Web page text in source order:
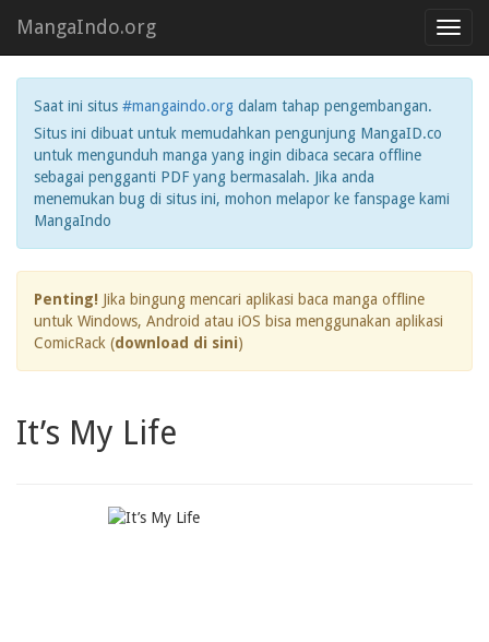
MangaIndo.org
Saat ini situs #mangaindo.org dalam tahap pengembangan.
Situs ini dibuat untuk memudahkan pengunjung MangaID.co
untuk mengunduh manga yang ingin dibaca secara offline
sebagai pengganti PDF yang bermasalah. Jika anda
menemukan bug di situs ini, mohon melapor ke fanspage kami
MangaIndo
Penting! Jika bingung mencari aplikasi baca manga offline
untuk Windows, Android atau iOS bisa menggunakan aplikasi
ComicRack (download di sini)
It’s My Life